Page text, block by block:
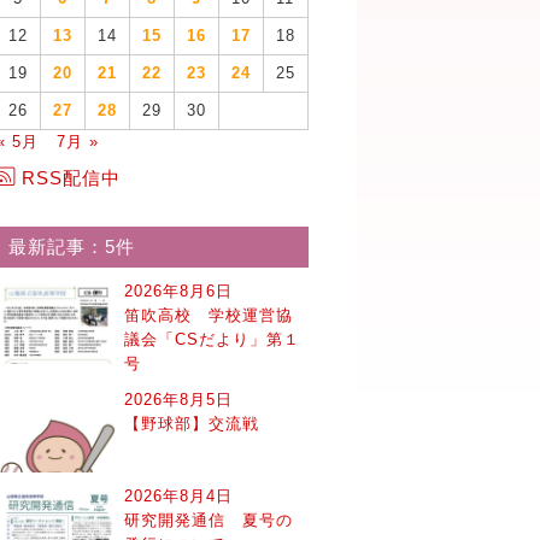
12 13 14 15 16 17 18
19 20 21 22 23 24 25
26 27 28 29
30
5月
7月 »
RSS配信中
最新記事：5件
2026年8月6日
笛吹高校 学校運営協
議会「CSだより」第１
号
2026年8月5日
【野球部】交流戦
2026年8月4日
研究開発通信 夏号の